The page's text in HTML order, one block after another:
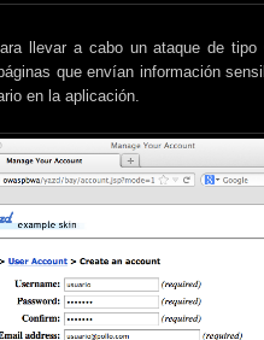
llevar a cabo un ataque de
que envían información
en la aplicación.